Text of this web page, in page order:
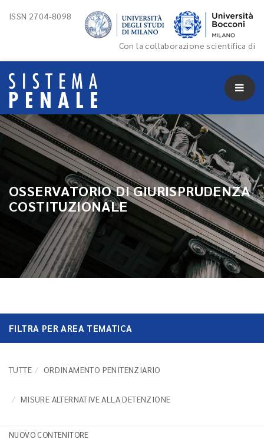
ISSN 2704-8098
Con la collaborazione scientifica di
OSSERVATORIO DI GIURISPRUDENZA
COSTITUZIONALE
FILTRA PER AREA TEMATICA
TUTTE ORDINAMENTO PENITENZIARIO
MISURE ALTERNATIVE ALLA DETENZIONE
NUOVO CONTENITORE